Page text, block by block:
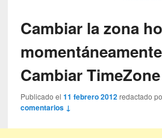
Cambiar la zona
Cambiar
Publicado el11 febrero 2012 redactado
comentarios ↓